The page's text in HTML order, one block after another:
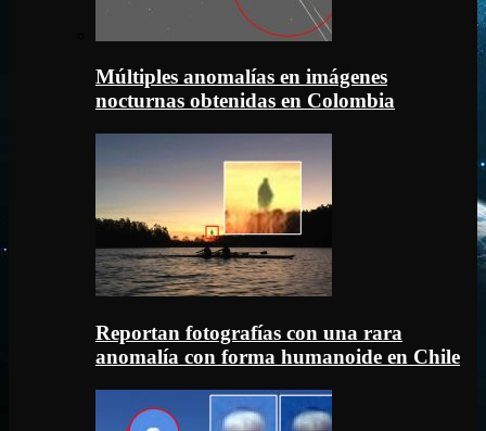
Múltiples anomalías en imágenes
nocturnas obtenidas en Colombia
Reportan fotografías con una rara
anomalía con forma humanoide en Chile